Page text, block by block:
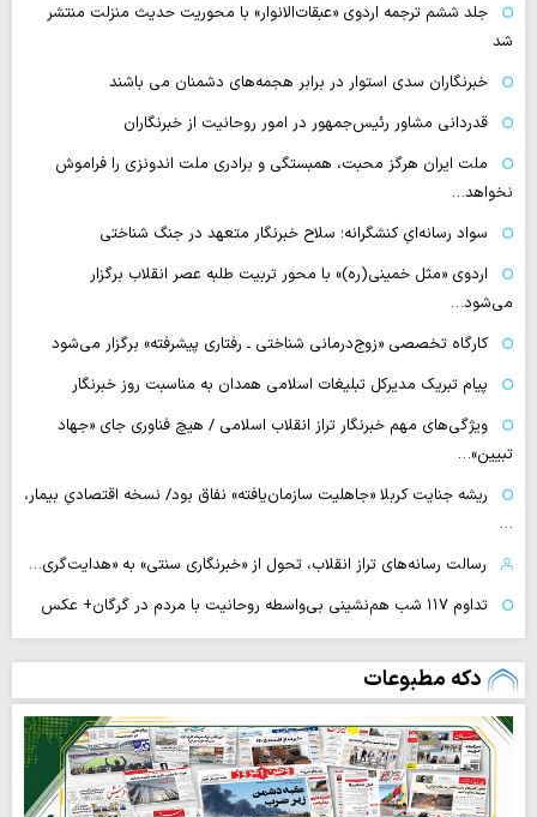
جلد ششم ترجمه اردوی «عبقات‌الانوار» با محوریت حدیث منزلت منتشر
شد
خبرنگاران سدی استوار در برابر هجمه‌های دشمنان می باشند
قدردانی مشاور رئیس‌جمهور در امور روحانیت از خبرنگاران
ملت ایران هرگز محبت، همبستگی و برادری ملت اندونزی را فراموش
نخواهد…
سواد رسانه‌ایِ کنشگرانه؛ سلاح خبرنگار متعهد در جنگ شناختی
اردوی «مثل خمینی(ره)» با محور تربیت طلبه عصر انقلاب برگزار
می‌شود…
کارگاه تخصصی «زوج‌درمانی شناختی ـ رفتاری پیشرفته» برگزار می‌شود
پیام تبریک مدیرکل تبلیغات اسلامی همدان به مناسبت روز خبرنگار
ویژگی‌های مهم خبرنگار تراز انقلاب اسلامی / هیچ فناوری‌ جای «جهاد
تبیین»…
ریشه جنایت کربلا «جاهلیت سازمان‌یافته» نفاق بود/ نسخه اقتصادیِ بیمار،
…
رسالت رسانه‌های تراز انقلاب، تحول از «خبرنگاری سنتی» به «هدایت‌گری…
تداوم ۱۱۷ شب هم‌نشینی بی‌واسطه روحانیت با مردم در گرگان+ عکس
دکه مطبوعات